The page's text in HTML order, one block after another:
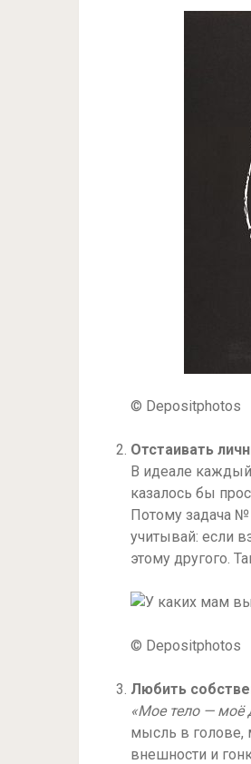
© Depositphotos
Отстаивать
В идеале
казалось бы
Потому задача №
учитывай: если
этому другого.
© Depositphotos
Любить
«Мое тело — моё
мысль в голове,
внешности и